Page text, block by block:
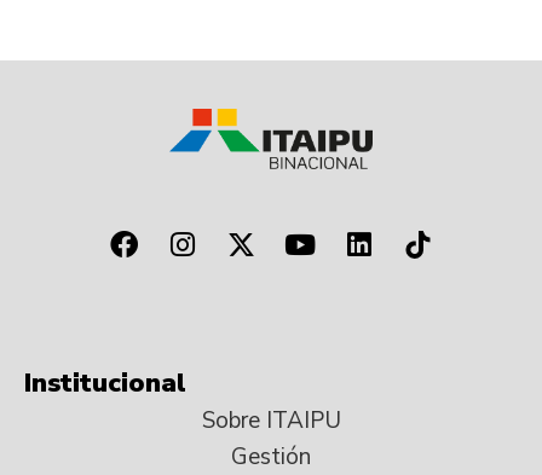
Institucional
Sobre ITAIPU
Gestión